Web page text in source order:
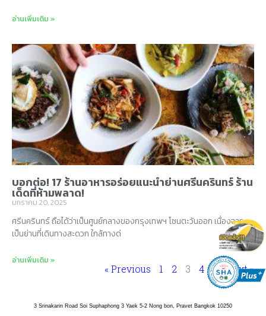
อ่านเพิ่มเติม »
บอกต่อ! 17 ร้านอาหารอร่อยแนะนำย่านศรีนครินทร์ ร้าน
เด็ดที่ห้ามพลาด!
มกราคม 20, 2025
ศรีนครินทร์ ถือได้ว่าเป็นศูนย์กลางของกรุงเทพฯ โซนตะวันออก เนื่องจาก
เป็นย่านที่เดินทางสะดวก ใกล้ทางด่
อ่านเพิ่มเติม »
« Previous 1 2 3 4 5 Next »
3 Srinakarin Road Soi Suphaphong 3 Yaek 5-2 Nong bon, Pravet Bangkok 10250